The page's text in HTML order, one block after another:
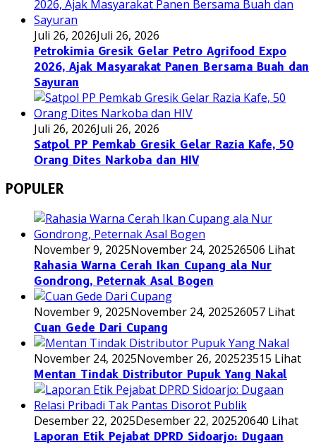
Juli 26, 2026Juli 26, 2026
Petrokimia Gresik Gelar Petro Agrifood Expo
2026, Ajak Masyarakat Panen Bersama Buah dan
Sayuran
Juli 26, 2026Juli 26, 2026
Satpol PP Pemkab Gresik Gelar Razia Kafe, 50
Orang Dites Narkoba dan HIV
POPULER
November 9, 2025November 24, 202526506 Lihat
Rahasia Warna Cerah Ikan Cupang ala Nur
Gondrong, Peternak Asal Bogen
November 9, 2025November 24, 202526057 Lihat
Cuan Gede Dari Cupang
November 24, 2025November 26, 202523515 Lihat
Mentan Tindak Distributor Pupuk Yang Nakal
Desember 22, 2025Desember 22, 202520640 Lihat
Laporan Etik Pejabat DPRD Sidoarjo: Dugaan